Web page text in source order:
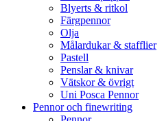
Blyerts & ritkol
Färgpennor
Olja
Målardukar & stafflier
Pastell
Penslar & knivar
Vätskor & övrigt
Uni Posca Pennor
Pennor och finewriting